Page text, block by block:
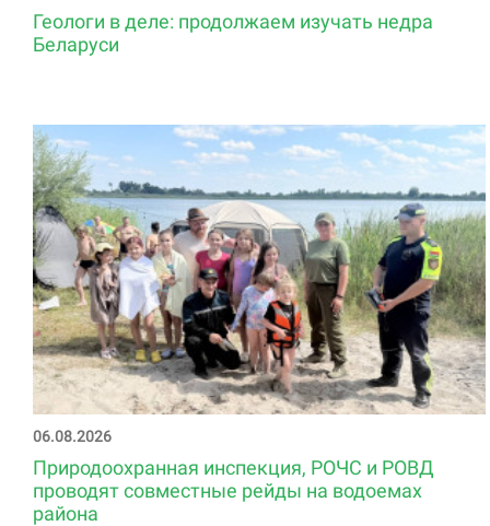
Геологи в деле: продолжаем изучать недра
Беларуси
06.08.2026
Природоохранная инспекция, РОЧС и РОВД
проводят совместные рейды на водоемах
района